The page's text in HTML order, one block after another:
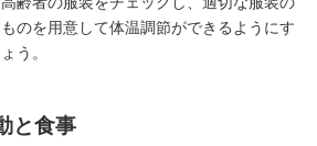
のを用意して体温調節ができるようにす
う。
と食事